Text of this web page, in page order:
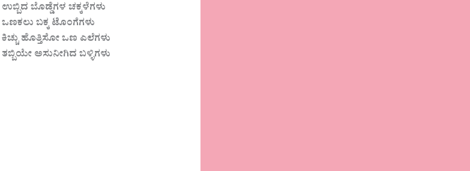
ಉಬ್ಬಿದ ಬೊಡ್ಡೆಗಳ ಚಕ್ಕಳೆಗಳು
ಒಣಕಲು ಬಕ್ಕ ಟೊಂಗೆಗಳು
ಕಿಚ್ಚು ಹೊತ್ತಿಸೋ ಒಣ ಎಲೆಗಳು
ತಬ್ಬಿಯೇ ಅಸುನೀಗಿದ ಬಳ್ಳಿಗಳು